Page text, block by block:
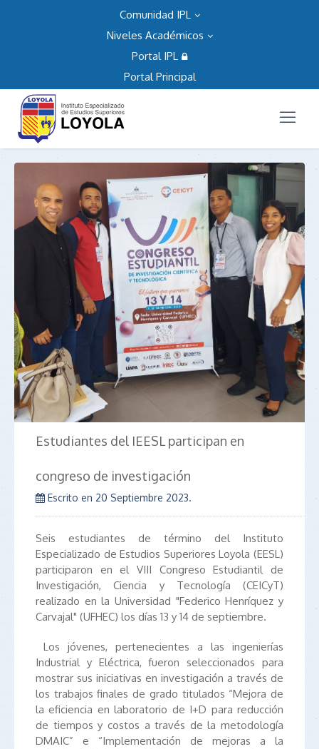
Comunidad IPL
Niveles Académicos
Portal IPL
Portal Principal
Estudiantes del IEESL participan en
congreso de investigación
Escrito en 20 Septiembre 2023.
Seis estudiantes de término del Instituto
Especializado de Estudios Superiores Loyola (EESL)
participaron en el VIII Congreso Estudiantil de
Investigación, Ciencia y Tecnología (CEICyT)
realizado en la Universidad "Federico Henríquez y
Carvajal" (UFHEC) los días 13 y 14 de septiembre.
Los jóvenes, pertenecientes a las ingenierías
Industrial y Eléctrica, fueron seleccionados para
mostrar sus iniciativas en investigación a través de
los trabajos finales de grado titulados “Mejora de
la eficiencia en laboratorio de I+D para reducción
de tiempos y costos a través de la metodología
DMAIC” e “Implementación de mejoras a la